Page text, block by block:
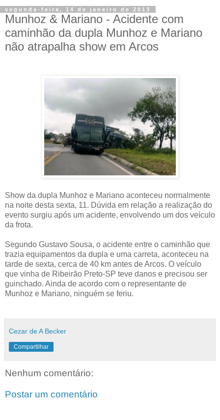
segunda-feira, 14 de janeiro de 2013
Munhoz & Mariano - Acidente com
caminhão da dupla Munhoz e Mariano
não atrapalha show em Arcos
Show da dupla Munhoz e Mariano aconteceu normalmente
na noite desta sexta, 11. Dúvida em relação a realização do
evento surgiu após um acidente, envolvendo um dos veículo
da frota.
Segundo Gustavo Sousa, o acidente entre o caminhão que
trazia equipamentos da dupla e uma carreta, aconteceu na
tarde de sexta, cerca de 40 km antes de Arcos. O veículo
que vinha de Ribeirão Preto-SP teve danos e precisou ser
guinchado. Ainda de acordo com o representante de
Munhoz e Mariano, ninguém se feriu.
Cezar de A Becker
Compartilhar
Nenhum comentário:
Postar um comentário